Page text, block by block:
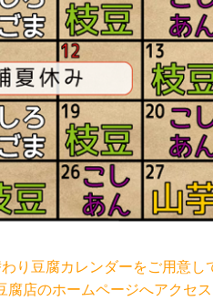
り豆腐カレンダーをご用意
腐店のホームページへアクセ